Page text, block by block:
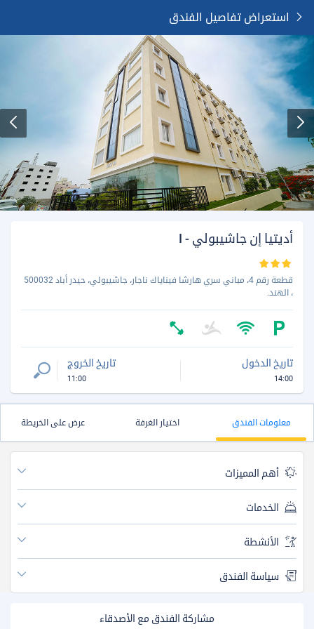
استعراض تفاصيل الفندق
أديتيا إن جاشيبولي - I
قطعة رقم 4، مباني سري هارشا فيناياك ناجار، جاشيبولي، حيدر أباد 500032
، الهند.
تاريخ الدخول
14:00
تاريخ الخروج
11:00
معلومات الفندق اختيار الغرفة عرض على الخريطة
أهم المميزات
الخدمات
الأنشطة
سياسة الفندق
مشاركة الفندق مع الأصدقاء